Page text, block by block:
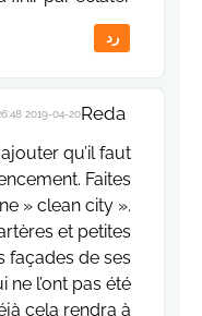
رد
Reda
2019-04-20 00:26:48
qu’il faut
Faites
» clean city ».
et petites
façades de ses
l’ont pas été
cela rendra à